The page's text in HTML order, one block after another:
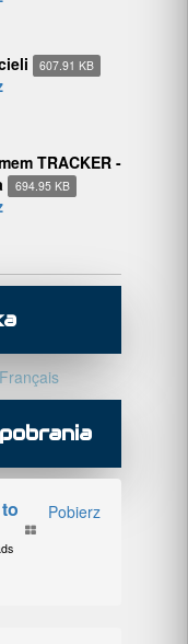
607.91 KB
TRACKER -
694.95 KB
Français
Pobierz